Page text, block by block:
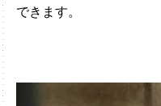
できます。